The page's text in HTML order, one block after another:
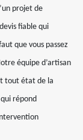
projet de
fiable qui
que vous passez
équipe d’artisan
tout état de la
répond